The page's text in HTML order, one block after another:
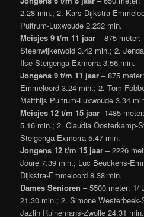
2.28 min.; 2. Kars Dijkstra-
Pultrum-Luxwoude 2.232 min.
Meisjes 9 t/m 11 jaar – 875 meter:
Steenwijkerwold 3.42 min.; 2.
Ilse Steigenga-Exmorra 3.56 min.
Jongens 9 t/m 11 jaar – 875
Emmeloord 3.24 min.; 2. Tom
Matthijs Pultrum-Luxwoude 3.34
Meisjes 12 t/m 15 jaar -1485
5.16 min.; 2. Claudia Oosterkamp-
Steigenga-Exmorra 5.47 min.
Jongens 12 t/m 15 jaar – 2226
Joure 7.39 min.; Luc Beuckens-
Dijkstra-Emmeloord 8.38 min.
Dames Senioren – 5500 meter: 1/
21.30 min.; 2. Simone
Jazlin Ruinemans-Zwolle 24.31